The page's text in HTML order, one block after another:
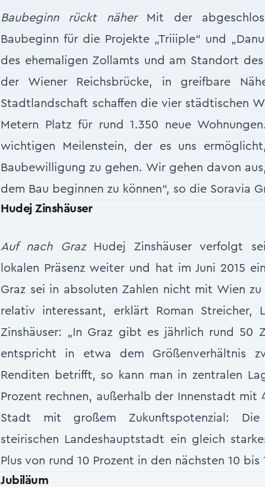
Baubeginn rückt näherMit der
Baubeginn für die Projekte „Triiiple“ und
des ehemaligen Zollamts und am Standort
der Wiener Reichsbrücke, in greifbare
Stadtlandschaft schaffen die vier städtischen
Metern Platz für rund 1.350 neue
wichtigen Meilenstein, der es uns
Baubewilligung zu gehen. Wir gehen davon
dem Bau beginnen zu können“, so die Soravia
Hudej Zinshäuser
Auf nach GrazHudej Zinshäuser verfolgt
lokalen Präsenz weiter und hat im Juni 2015
Graz sei in absoluten Zahlen nicht mit Wien
relativ interessant, erklärt Roman Streicher,
Zinshäuser: „In Graz gibt es jährlich rund 50
entspricht in etwa dem Größenverhältnis
Renditen betrifft, so kann man in zentralen
Prozent rechnen, außerhalb der Innenstadt mit
Stadt mit großem Zukunftspotenzial: Die
steirischen Landeshauptstadt ein gleich
Plus von rund 10 Prozent in den nächsten 10 bis
Jubiläum